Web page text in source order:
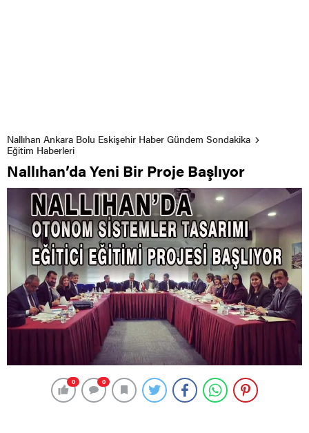
Nallıhan Ankara Bolu Eskişehir Haber Gündem Sondakika
Eğitim Haberleri
Nallıhan’da Yeni Bir Proje Başlıyor
0 0